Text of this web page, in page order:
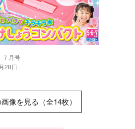
７月号
28日
像を見る（全14枚）